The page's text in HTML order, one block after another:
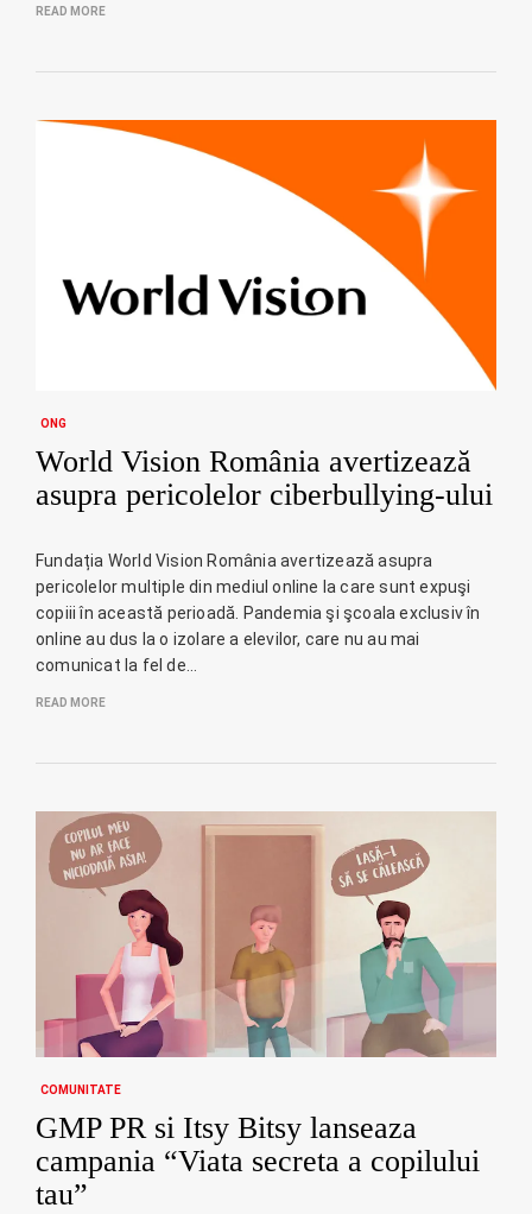
READ MORE
ONG
World Vision România avertizează
asupra pericolelor ciberbullying-ului
Fundația World Vision România avertizează asupra
pericolelor multiple din mediul online la care sunt expuşi
copiii în această perioadă. Pandemia şi şcoala exclusiv în
online au dus la o izolare a elevilor, care nu au mai
comunicat la fel de…
READ MORE
COMUNITATE
GMP PR si Itsy Bitsy lanseaza
campania “Viata secreta a copilului
tau”